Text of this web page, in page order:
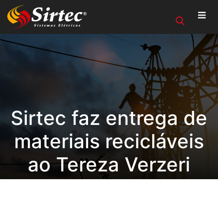
Sirtec faz entrega de
materiais recicláveis
ao Tereza Verzeri